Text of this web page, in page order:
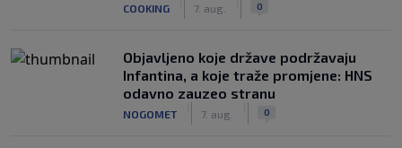
COOKING 7. aug. 0
Objavljeno koje države podržavaju
Infantina, a koje traže promjene: HNS
odavno zauzeo stranu
NOGOMET 7. aug. 0